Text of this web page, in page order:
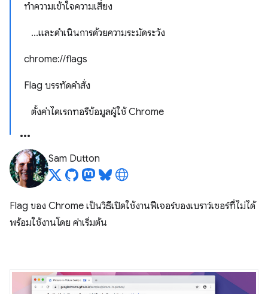
ทำความเข้าใจความเสี่ยง
...และดำเนินการด้วยความระมัดระวัง
chrome://flags
Flag บรรทัดคำสั่ง
ตั้งค่าไดเรกทอรีข้อมูลผู้ใช้ Chrome
Sam Dutton
Flag ของ Chrome เป็นวิธีเปิดใช้งานฟีเจอร์ของเบราว์เซอร์ที่ไม่ได้
พร้อมใช้งานโดย ค่าเริ่มต้น